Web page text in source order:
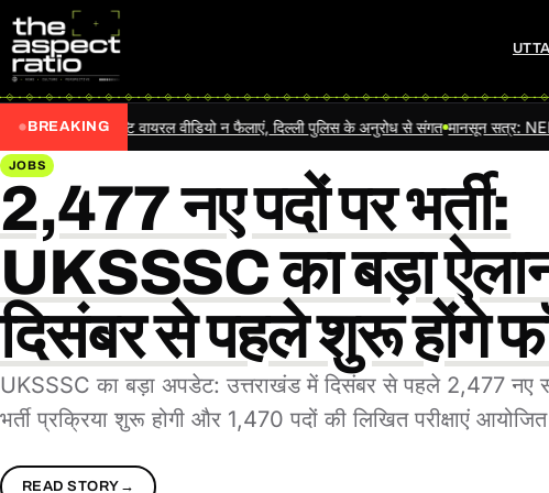
BREAKING
पुष्टि वायरल वीडियो न फैलाएं, दिल्ली पुलिस के अनुरोध से संगत मानसून सत्र: NEET विवाद के
JOBS
2,477 नए पदों पर भर्ती:
UKSSSC का बड़ा
दिसंबर से पहले शुरू होंगे
UKSSSC का बड़ा अपडेट: उत्तराखंड में दिसंबर से पहले 2,477 नए
भर्ती प्रक्रिया शुरू होगी और 1,470 पदों की लिखित परीक्षाएं
READ STORY →